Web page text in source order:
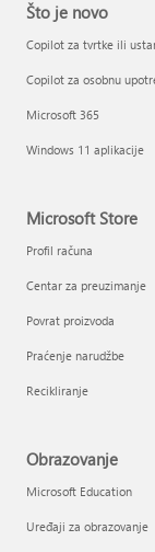
Što je novo
Copilot za tvrtke ili
Copilot za osobnu
Microsoft 365
Windows 11 aplikacije
Microsoft Store
Profil računa
Centar za preuzimanje
Povrat proizvoda
Praćenje narudžbe
Recikliranje
Obrazovanje
Microsoft Education
Uređaji za obrazovanje